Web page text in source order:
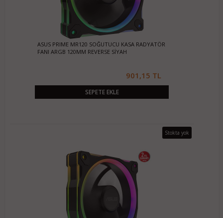
ASUS PRIME MR120 SOĞUTUCU KASA RADYATÖR
FANI ARGB 120MM REVERSE SİYAH
901,15 TL
SEPETE EKLE
Stokta yok